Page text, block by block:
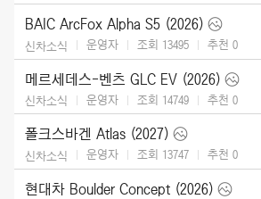
BAIC ArcFox Alpha S5 (2026)
신차소식 운영자 조회 13495 추천 0
메르세데스-벤츠 GLC EV (2026)
신차소식 운영자 조회 14749 추천 0
폴크스바겐 Atlas (2027)
신차소식 운영자 조회 13747 추천 0
현대차 Boulder Concept (2026)